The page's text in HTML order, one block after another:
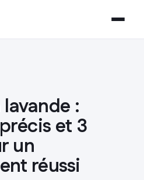
:
et 3
un
réussi